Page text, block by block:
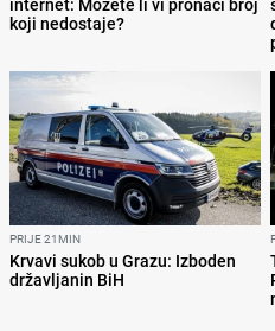
koji nedostaje?
PRIJE 21MIN
Krvavi sukob u Grazu: Izboden
državljanin BiH